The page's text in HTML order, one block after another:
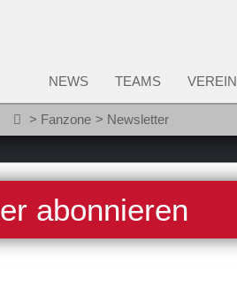
NEWS TEAMS VEREIN
Fanzone Newsletter
abonnieren